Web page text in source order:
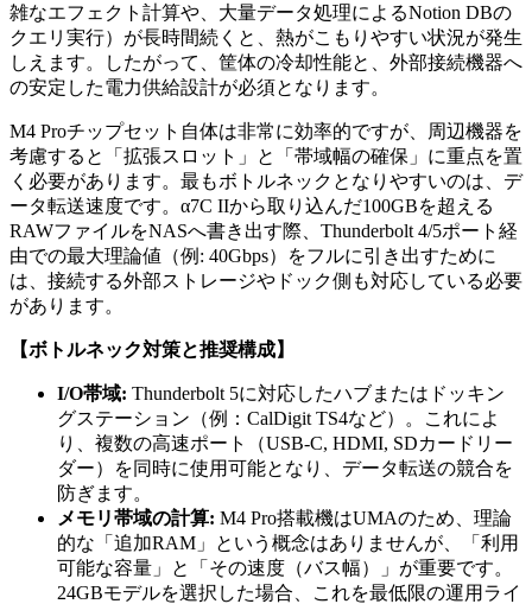
雑なエフェクト計算や、大量データ処理によるNotion DBの
クエリ実行）が長時間続くと、熱がこもりやすい状況が発生
しえます。したがって、筐体の冷却性能と、外部接続機器へ
の安定した電力供給設計が必須となります。
M4 Proチップセット自体は非常に効率的ですが、周辺機器を
考慮すると「拡張スロット」と「帯域幅の確保」に重点を置
く必要があります。最もボトルネックとなりやすいのは、デ
ータ転送速度です。α7C IIから取り込んだ100GBを超える
RAWファイルをNASへ書き出す際、Thunderbolt 4/5ポート経
由での最大理論値（例: 40Gbps）をフルに引き出すために
は、接続する外部ストレージやドック側も対応している必要
があります。
【ボトルネック対策と推奨構成】
I/O帯域: Thunderbolt 5に対応したハブまたはドッキン
グステーション（例：CalDigit TS4など）。これによ
り、複数の高速ポート（USB-C, HDMI, SDカードリー
ダー）を同時に使用可能となり、データ転送の競合を
防ぎます。
メモリ帯域の計算: M4 Pro搭載機はUMAのため、理論
的な「追加RAM」という概念はありませんが、「利用
可能な容量」と「その速度（バス幅）」が重要です。
24GBモデルを選択した場合、これを最低限の運用ライ